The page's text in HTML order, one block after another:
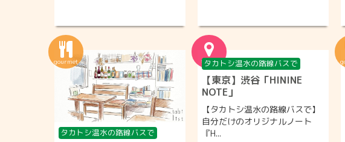
タカトシ温水の路線バスで
タカトシ温水の路線バスで
【東京】渋谷「HININE
NOTE」
【タカトシ温水の路線バスで】
自分だけのオリジナルノート
『H...